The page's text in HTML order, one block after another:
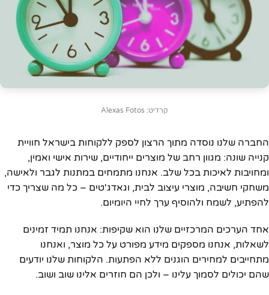
קרדיט: Alexas Fotos
החברה שלנו נוסדה מתוך הרצון לספק ללקוחות בישראל חוויית
קנייה שונה: מגוון רחב של מוצרים ייחודיים, שירות אישי ואמין,
ומחויבות לאיכות בכל שלב. אנחנו מתמחים במתנות לגבר ולאישה,
משחקי חשיבה, מוצרי עיצוב לבית, וגאדג'טים – כל מה שצריך כדי
להפתיע, לשמח ולהוסיף ערך לחיי היומיום.
אחד הערכים המרכזיים שלנו הוא שקיפות: אנחנו תמיד זמינים
לשאלות, אנחנו מספקים מידע מפורט על כל מוצר, ואנחנו
מתחייבים למחירים הוגנים ללא הפתעות. הלקוחות שלנו יודעים
שהם יכולים לסמוך עלינו – ולכן הם חוזרים אלינו שוב ושוב.